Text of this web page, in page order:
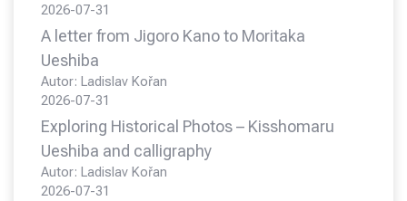
2026-07-31
A letter from Jigoro Kano to Moritaka
Ueshiba
Autor: Ladislav Kořan
2026-07-31
Exploring Historical Photos – Kisshomaru
Ueshiba and calligraphy
Autor: Ladislav Kořan
2026-07-31